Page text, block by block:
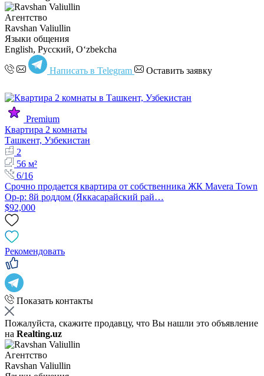
Агентство
Ravshan Valiullin
Языки общения
English, Русский, Oʻzbekcha
Написать в Telegram Оставить заявку
Premium
Квартира 2 комнаты
Ташкент, Узбекистан
2
56 м²
6/16
Срочно продается квартира от собственника ЖК Mavera Town
Ор-р: 8й роддом (Яккасарайский рай…
$92,000
Рекомендовать
Показать контакты
Пожалуйста, скажите продавцу, что Вы нашли это объявление
на Realting.uz
Агентство
Ravshan Valiullin